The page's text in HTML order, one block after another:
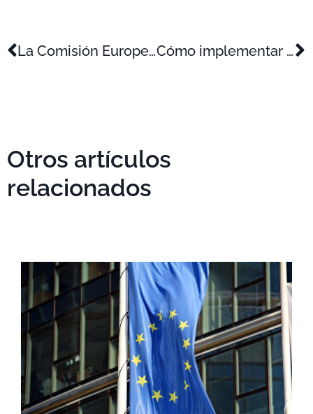
La Comisión Europea abre la puerta a nuevas ayudas de Estado por la crisis de Ormuz Cómo implementar un ‘tax lease’ por I+D+i y cumplir los requisitos legales clave
Otros artículos
relacionados